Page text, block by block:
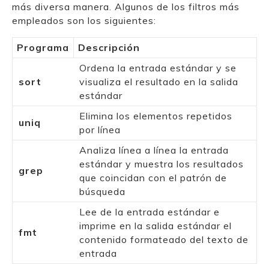
más diversa manera. Algunos de los filtros más
empleados son los siguientes:
Programa Descripción
sort
Ordena la entrada estándar y se
visualiza el resultado en la salida
estándar
uniq
Elimina los elementos repetidos
por línea
grep
Analiza línea a línea la entrada
estándar y muestra los resultados
que coincidan con el patrón de
búsqueda
fmt
Lee de la entrada estándar e
imprime en la salida estándar el
contenido formateado del texto de
entrada